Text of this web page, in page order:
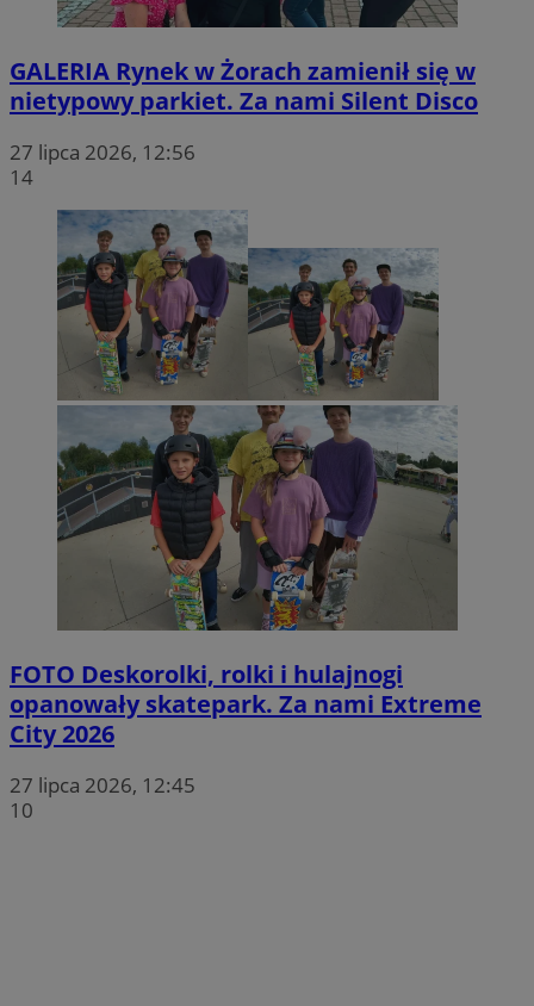
GALERIA Rynek w Żorach zamienił się w
nietypowy parkiet. Za nami Silent Disco
27 lipca 2026, 12:56
14
FOTO Deskorolki, rolki i hulajnogi
opanowały skatepark. Za nami Extreme
City 2026
27 lipca 2026, 12:45
10